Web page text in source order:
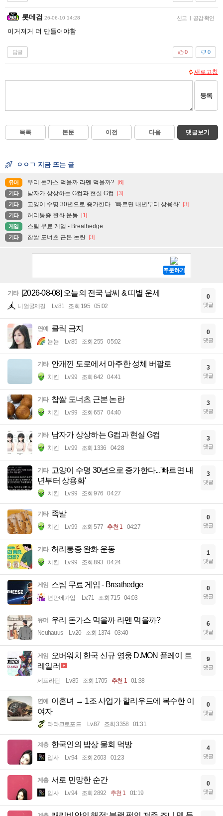
롯데검 26-06-10 14:28 신고 | 공감 확인
이거저거 더 만들어야함
답글 0
0
새로고침
등록
목록 본문 이전 다음 댓글보기
ㅇㅇㄱ 지금 뜨는 글
유머 우리 돈가스 먹을까 라멘 먹을까? [6]
기타 남자가 상상하는 G컵과 현실 G컵 [3]
기타 고양이 수명 30년으로 증가한다...'빠르면 내년부터 상용화' [3]
기타 허리통증 완화 운동 [1]
게임 스팀 무료 게임 - Breathedge
기타 찹쌀 도너츠 근본 논란 [3]
기타 [2026-08-08] 오늘의 전국 날씨 & 띠별 운세
니얼굴제길 Lv.81 조회 195 05:02
0
댓글
연예 클릭 금지
뇸뇸 Lv.85 조회 255 05:02
0
댓글
기타 안개낀 도로에서 마주한 성체 버팔로
치킨 Lv.99 조회 642 04:41
3
댓글
기타 찹쌀 도너츠 근본 논란
치킨 Lv.99 조회 657 04:40
3
댓글
기타 남자가 상상하는 G컵과 현실 G컵
치킨 Lv.99 조회 1336 04:28
3
댓글
기타 고양이 수명 30년으로 증가한다...'빠르면 내
년부터 상용화'
치킨 Lv.99 조회 976 04:27
3
댓글
기타 족발
치킨 Lv.99 조회 577 추천 1 04:27
0
댓글
기타 허리통증 완화 운동
치킨 Lv.99 조회 893 04:24
1
댓글
게임 스팀 무료 게임 - Breathedge
년만에가입 Lv.71 조회 715 04:03
0
댓글
유머 우리 돈가스 먹을까 라멘 먹을까?
Neuhauus Lv.20 조회 1374 03:40
6
댓글
게임 오버워치 한국 신규 영웅 D.MON 플레이 트
레일러
세프라딘 Lv.85 조회 1705 추천 1 01:38
9
댓글
연예 이혼녀 → 1조 사업가 할리우드에 복수한 이
여자
라라크로포드 Lv.87 조회 3358 01:31
0
댓글
계층 한국인의 밥상 물회 먹방
입사 Lv.94 조회 2603 01:23
4
댓글
계층 서로 민망한 순간
입사 Lv.94 조회 2892 추천 1 01:19
0
댓글